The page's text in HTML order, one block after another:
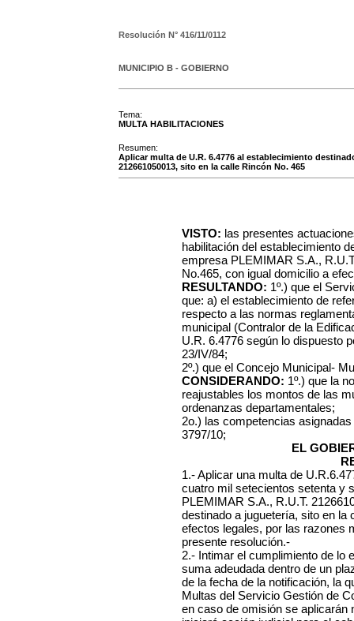
Resolución N° 416/11/0112
MUNICIPIO B - GOBIERNO
Tema:
MULTA HABILITACIONES
Resumen:
Aplicar multa de U.R. 6.4776 al establecimiento
212661050013, sito en la calle Rincón No. 465
VISTO: las presentes
habilitación del establecimiento
empresa PLEMIMAR S.A.,
No.465, con igual domicilio a
RESULTANDO: 1º.) que el
que: a) el establecimiento de
respecto a las normas
municipal (Contralor de la
U.R. 6.4776 según lo dispuesto
23/IV/84;
2º.) que el Concejo Municipal-
CONSIDERANDO: 1º.) que la
reajustables los montos de las
ordenanzas departamentales;
2o.) las competencias
3797/10;
EL
1.- Aplicar una multa de
cuatro mil setecientos setenta y
PLEMIMAR S.A., R.U.T.
destinado a juguetería, sito en la
efectos legales, por las razones
presente resolución.-
2.- Intimar el cumplimiento de lo
suma adeudada dentro de un
de la fecha de la notificación, la
Multas del Servicio Gestión de
en caso de omisión se